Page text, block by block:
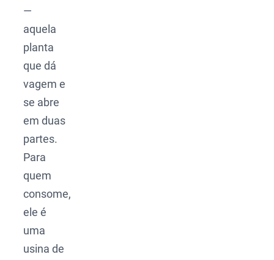
—
aquela
planta
que dá
vagem e
se abre
em duas
partes.
Para
quem
consome,
ele é
uma
usina de